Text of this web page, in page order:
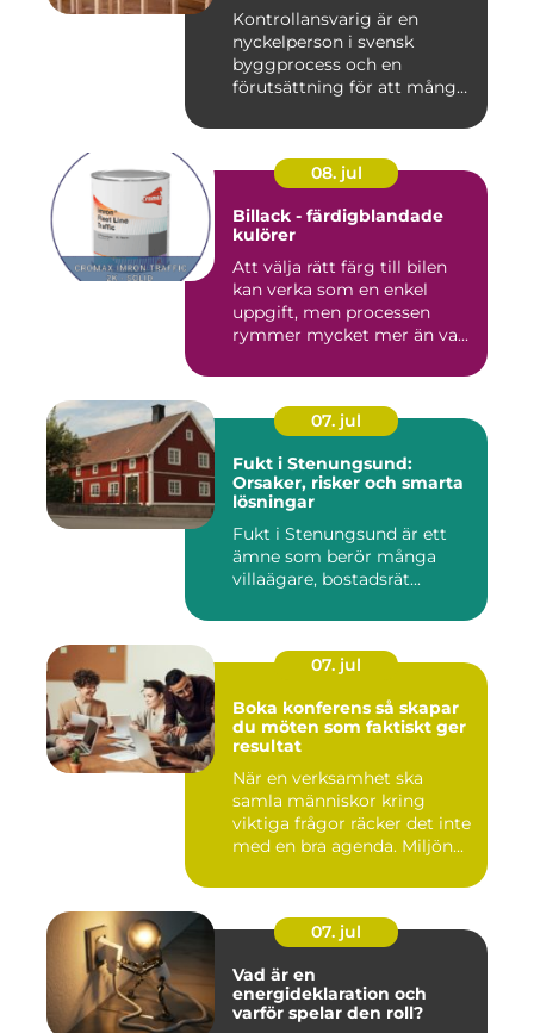
Kontrollansvarig är en
nyckelperson i svensk
byggprocess och en
förutsättning för att många
08. jul
Billack - färdigblandade
kulörer
Att välja rätt färg till bilen
kan verka som en enkel
uppgift, men processen
rymmer mycket mer än va...
07. jul
Fukt i Stenungsund:
Orsaker, risker och smarta
lösningar
Fukt i Stenungsund är ett
ämne som berör många
villaägare, bostadsrät...
07. jul
Boka konferens så skapar
du möten som faktiskt ger
resultat
När en verksamhet ska
samla människor kring
viktiga frågor räcker det inte
med en bra agenda. Miljön...
07. jul
Vad är en
energideklaration och
varför spelar den roll?